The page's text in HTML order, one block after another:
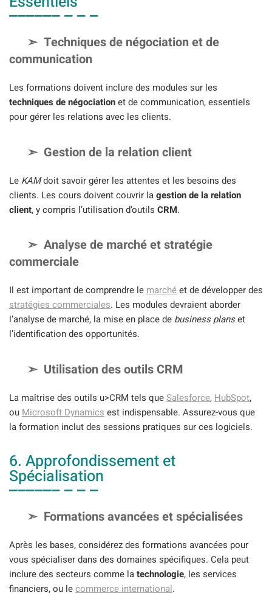
Techniques de négociation et de
communication
Les formations doivent inclure des modules sur les
techniques de négociationet de communication, essentiels
pour gérer les relations avec les clients.
Gestion de la relation client
Le KAMdoit savoir gérer les attentes et les besoins des
clients. Les cours doivent couvrir lagestion de la relation
client, y compris l’utilisation d’outils CRM.
Analyse de marché et stratégie
commerciale
Il est important de comprendre le marchéet de développer des
stratégies commerciales. Les modules devraient aborder
l’analyse de marché, la mise en place de business planset
l’identification des opportunités.
Utilisation des outils CRM
La maîtrise des outils u>CRM tels queSalesforce, HubSpot,
ou Microsoft Dynamics est indispensable. Assurez-vous que
la formation inclut des sessions pratiques sur ces logiciels.
6. Approfondissement et
Spécialisation
Formations avancées et spécialisées
Après les bases, considérez des formations avancées pour
vous spécialiser dans des domaines spécifiques. Cela peut
inclure des secteurs comme latechnologie, les services
financiers, ou lecommerce international.